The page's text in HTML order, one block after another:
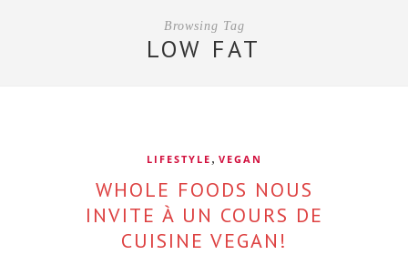
Browsing Tag
LOW FAT
LIFESTYLE , VEGAN
WHOLE FOODS NOUS
INVITE À UN COURS DE
CUISINE VEGAN!